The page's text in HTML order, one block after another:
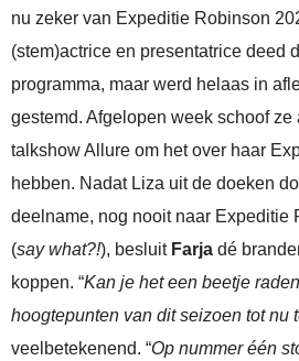
nu zeker van Expeditie Robinson
(stem)actrice en presentatrice deed
programma, maar werd helaas in
gestemd. Afgelopen week schoof ze
talkshow Allure om het over haar
hebben. Nadat Liza uit de doeken
deelname, nog nooit naar Expeditie
(say what?!), besluit Farja dé
koppen. “Kan je het een beetje
hoogtepunten van dit seizoen tot nu
veelbetekenend. “Op nummer één